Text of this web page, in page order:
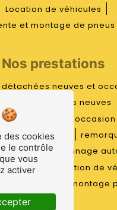
Location de véhicules
et montage de pneus
Nos prestations
neuves et
pièces détachées neuves
détachées occasion
réparation
dépannage
location de
montage
des cookies
le contrôle
vous
activer